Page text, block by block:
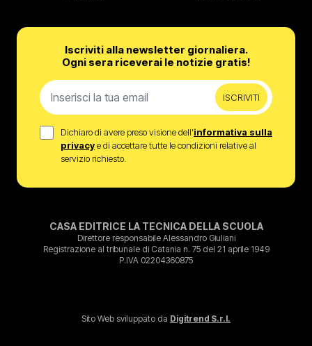
Iscriviti alla newsletter giornaliera.
Ogni sera riceverai le notizie gratis!
ISCRIVITI
Dichiaro di avere preso visione dell’informativa sulla
privacye di accettare tutte le condizioni relative al
servizio richiesto.
CASA EDITRICE LA TECNICA DELLA SCUOLA
Direttore responsabile Alessandro Giuliani
Registrazione al tribunale di Catania n. 75 del 21 aprile 1949
P.IVA 02204360875
Sito Web sviluppato da Digitrend S.r.l.